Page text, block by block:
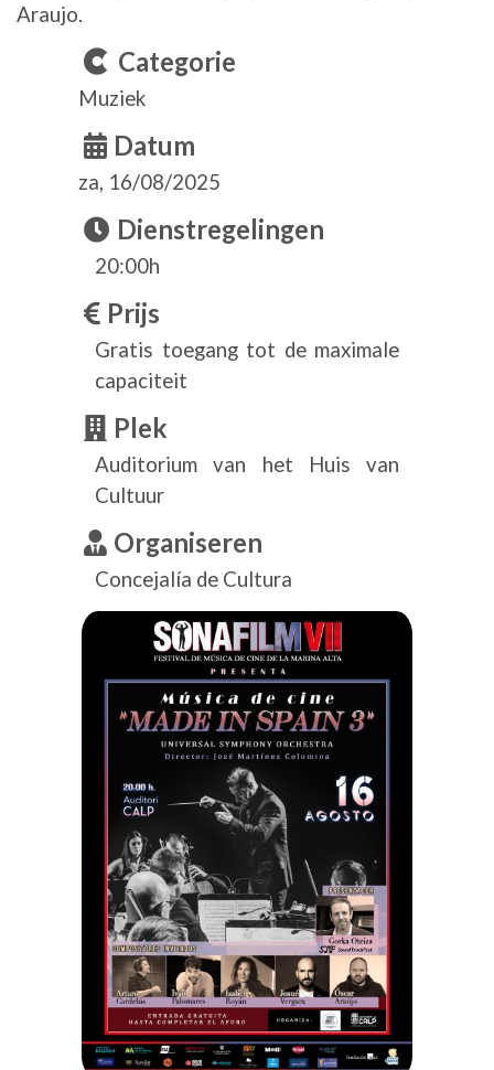
Araujo.
Categorie
Muziek
Datum
za, 16/08/2025
Dienstregelingen
20:00h
Prijs
Gratis toegang tot de maximale
capaciteit
Plek
Auditorium van het Huis van
Cultuur
Organiseren
Concejalía de Cultura